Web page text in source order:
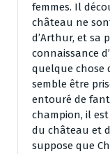
femmes. Il
château ne
d’Arthur, et sa
connaissance
quelque chose
semble être
entouré de
champion, il
du château et
suppose que